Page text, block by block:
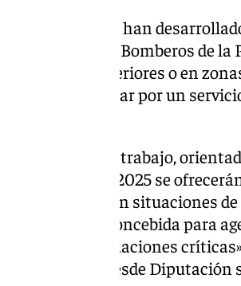
último año se han
Consorcio de Bomberos de
en aguas interiores o en
demandas es velar por un
nueva línea de trabajo,
en el año 2025 se
de actuación en situaciones
de una acción concebida para
en llegar a situaciones
Además, desde